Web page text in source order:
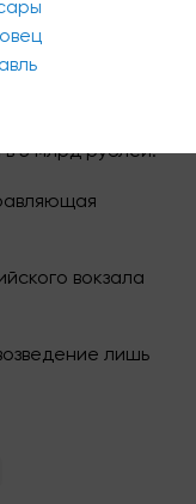
для парковки.
на сентябрь
5 млрд рублей.
вокзала
лишь